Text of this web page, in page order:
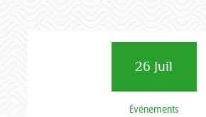
26 Juil
Événements